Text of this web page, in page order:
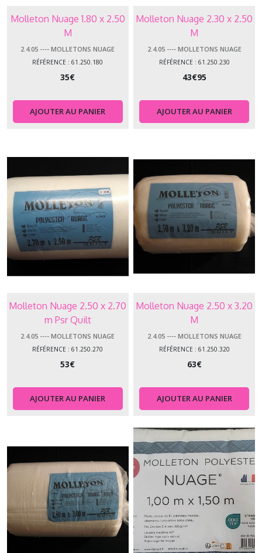
Molleton Nuage 1.80 x 2.50
M
2.4.05 ---- MOLLETONS NUAGE
RÉFÉRENCE : 61.250.180
35€
AJOUTER AU PANIER
Molleton Nuage 2.30 x 2.50
M
2.4.05 ---- MOLLETONS NUAGE
RÉFÉRENCE : 61.250.230
43€95
AJOUTER AU PANIER
Molleton Nuage 2.50 x 2.70
m Psr Quilt
2.4.05 ---- MOLLETONS NUAGE
RÉFÉRENCE : 61.250.270
53€
AJOUTER AU PANIER
Molleton Nuage 2.50 x 3.20
M
2.4.05 ---- MOLLETONS NUAGE
RÉFÉRENCE : 61.250.320
63€
AJOUTER AU PANIER